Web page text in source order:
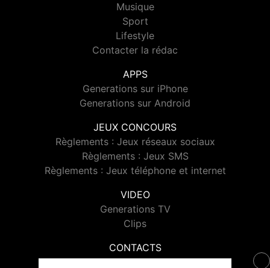
Musique
Sport
Lifestyle
Contacter la rédac
APPS
Generations sur iPhone
Generations sur Android
JEUX CONCOURS
Règlements : Jeux réseaux sociaux
Règlements : Jeux SMS
Règlements : Jeux téléphone et internet
VIDEO
Generations TV
Clips
CONTACTS
Contacter Generations